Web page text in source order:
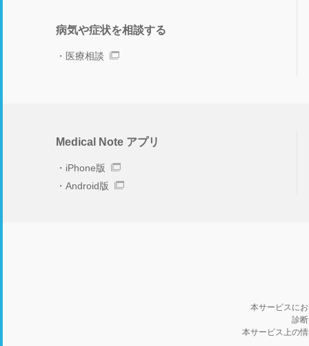
病気や症状を相談する
医療相談
Medical Note アプリ
iPhone版
Android版
本サービスに
診
本サービス上の